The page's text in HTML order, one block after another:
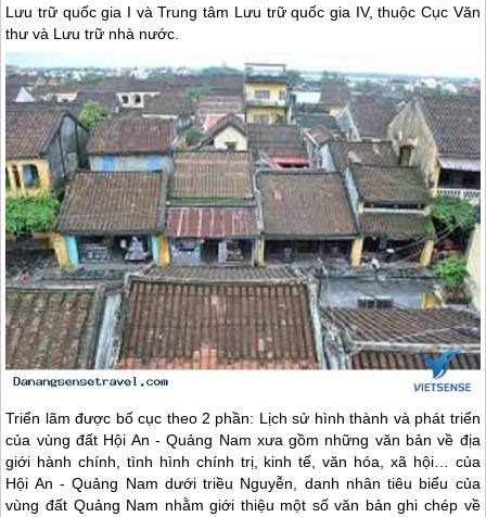
Lưu trữ quốc gia I và Trung tâm Lưu trữ quốc gia IV, thuộc Cục Văn
thư và Lưu trữ nhà nước.
Triển lãm được bố cục theo 2 phần: Lịch sử hình thành và phát triển
của vùng đất Hội An - Quảng Nam xưa gồm những văn bản về địa
giới hành chính, tình hình chính trị, kinh tế, văn hóa, xã hội… của
Hội An - Quảng Nam dưới triều Nguyễn, danh nhân tiêu biểu của
vùng đất Quảng Nam nhằm giới thiệu một số văn bản ghi chép về